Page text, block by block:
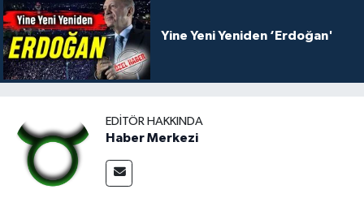
Yine Yeni Yeniden ‘Erdoğan'
EDITÖR HAKKINDA
Haber Merkezi